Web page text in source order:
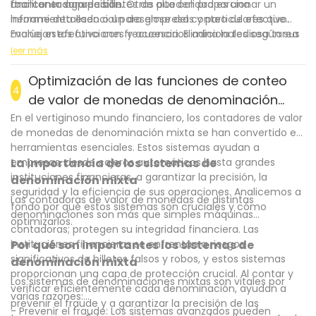
mantener su precisión.
facilitar su agrupación. Otras pueden proporcionar un
informe detallado o un desglose del conteo de efectivo.
Evalúe estas funciones y accesorios adicionales según sus
necesidades específicas para encontrar la contadora de
Una contadora de billetes de alta calidad es una
herramienta esencial para empresas y particulares que
manejan efectivo con frecuencia. Elimina la tediosa tarea
del conteo manual y reduce significativamente las
avanzada de billetes falsos y la capacidad de organizar el
efectivo eficientemente, una contadora de billetes ahorra
tiempo, aumenta la precisión y optimiza la gestión general
del efectivo. Invierta hoy mismo en una contadora de
billetes confiable y agilice su proceso de conteo de
efectivo para mayor eficiencia y tranquilidad.
.
leer más
4
Optimización de las funciones de conteo
de valor de monedas de denominación
mixta
En el vertiginoso mundo financiero, los contadores de valor
de monedas de denominación mixta se han convertido en
herramientas esenciales. Estos sistemas ayudan a
empresas, desde cajeros automáticos hasta grandes
instituciones financieras, a garantizar la precisión, la
seguridad y la eficiencia de sus operaciones. Analicemos a
fondo por qué estos sistemas son cruciales y cómo
optimizarlos.
La importancia de los sistemas de
denominación mixta
Las contadoras de valor de monedas de distintas
denominaciones son más que simples máquinas
contadoras; protegen su integridad financiera. Las
instituciones financieras se enfrentan a riesgos
significativos de billetes falsos y robos, y estos sistemas
proporcionan una capa de protección crucial. Al contar y
verificar eficientemente cada denominación, ayudan a
prevenir el fraude y a garantizar la precisión de las
Por qué son importantes los sistemas de
denominación mixta
Los sistemas de denominaciones mixtas son vitales por
varias razones:
- Prevenir el fraude: Los sistemas avanzados pueden